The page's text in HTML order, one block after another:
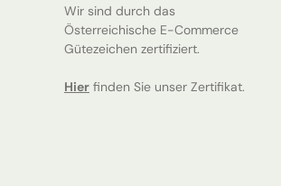
Wir sind durch das
Österreichische E-Commerce
Gütezeichen zertifiziert.
Hierfinden Sie unser Zertifikat.